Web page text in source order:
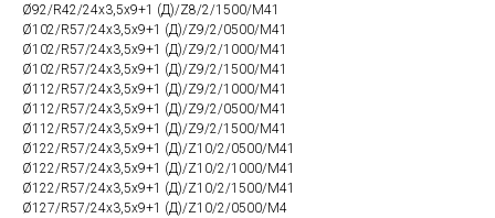
Ø92/R42/24х3,5х9+1 (Д)/Z8/2/1500/М41
Ø102/R57/24х3,5х9+1 (Д)/Z9/2/0500/М41
Ø102/R57/24х3,5х9+1 (Д)/Z9/2/1000/М41
Ø102/R57/24х3,5х9+1 (Д)/Z9/2/1500/М41
Ø112/R57/24х3,5х9+1 (Д)/Z9/2/1000/М41
Ø112/R57/24х3,5х9+1 (Д)/Z9/2/0500/М41
Ø112/R57/24х3,5х9+1 (Д)/Z9/2/1500/М41
Ø122/R57/24х3,5х9+1 (Д)/Z10/2/0500/М41
Ø122/R57/24х3,5х9+1 (Д)/Z10/2/1000/М41
Ø122/R57/24х3,5х9+1 (Д)/Z10/2/1500/М41
Ø127/R57/24х3,5х9+1 (Д)/Z10/2/0500/М4